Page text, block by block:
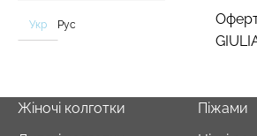
Укр Рус
Жіночі колготки
Піжами